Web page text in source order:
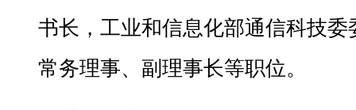
书长，工业和信息化部通信科技
常务理事、副理事长等职位。